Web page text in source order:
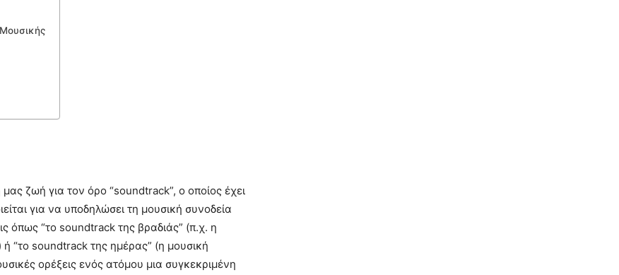
ζωή για τον όρο “soundtrack”, ο οποίος έχει
για να υποδηλώσει τη μουσική συνοδεία
“το soundtrack της βραδιάς” (π.χ. η
“το soundtrack της ημέρας” (η μουσική
ορέξεις ενός ατόμου μια συγκεκριμένη